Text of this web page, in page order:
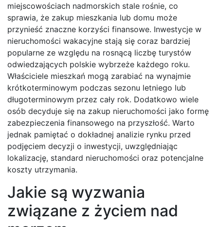
miejscowościach nadmorskich stale rośnie, co
sprawia, że zakup mieszkania lub domu może
przynieść znaczne korzyści finansowe. Inwestycje w
nieruchomości wakacyjne stają się coraz bardziej
popularne ze względu na rosnącą liczbę turystów
odwiedzających polskie wybrzeże każdego roku.
Właściciele mieszkań mogą zarabiać na wynajmie
krótkoterminowym podczas sezonu letniego lub
długoterminowym przez cały rok. Dodatkowo wiele
osób decyduje się na zakup nieruchomości jako formę
zabezpieczenia finansowego na przyszłość. Warto
jednak pamiętać o dokładnej analizie rynku przed
podjęciem decyzji o inwestycji, uwzględniając
lokalizację, standard nieruchomości oraz potencjalne
koszty utrzymania.
Jakie są wyzwania
związane z życiem nad